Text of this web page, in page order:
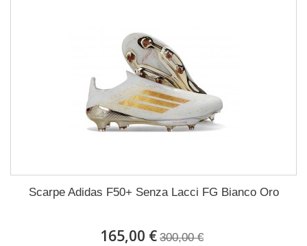
Scarpe Adidas F50+ Senza Lacci FG Bianco Oro
165,00 € 300,00 €